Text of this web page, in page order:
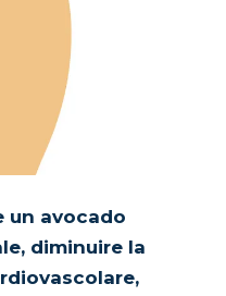
un avocado
diminuire la